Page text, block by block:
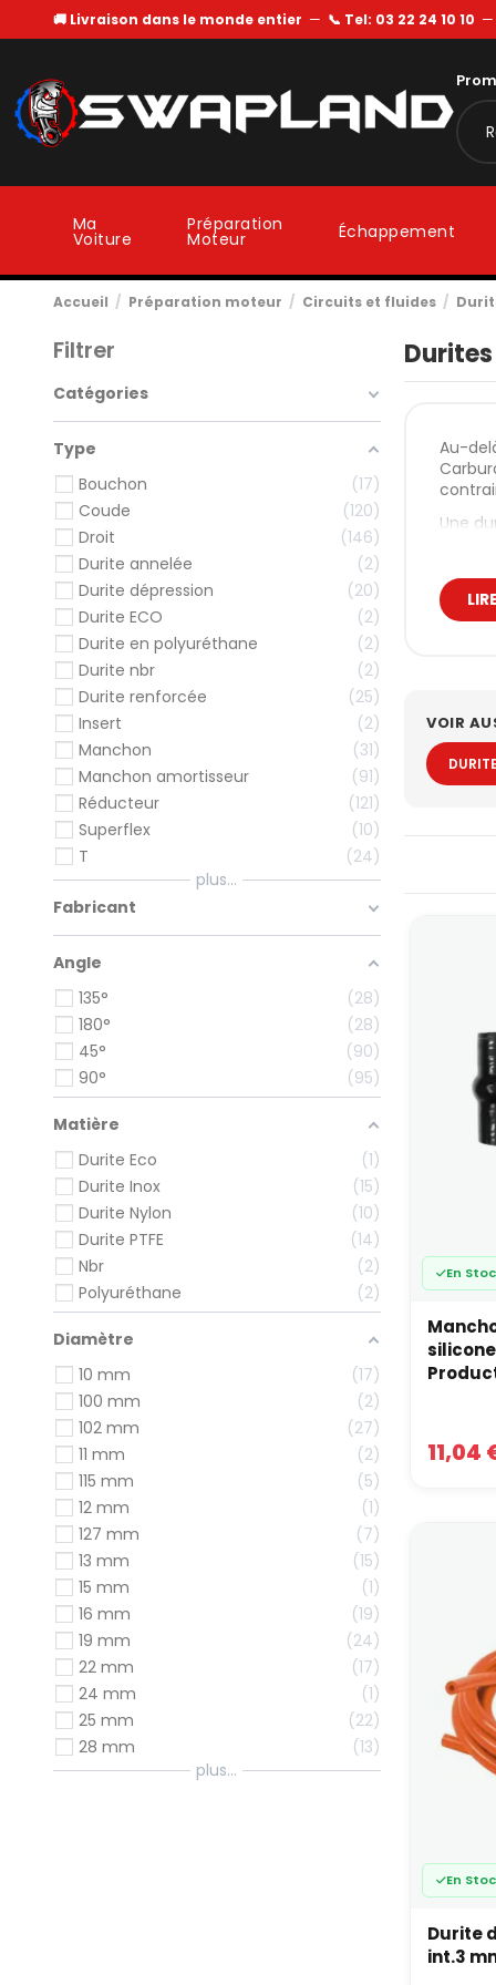
🚚 Livraison dans le monde entier — 📞 Tel: 03 22 24 10 10 —
Ma
Voiture
Préparation
Moteur Échappement
Accueil Préparation moteur Circuits et fluides
Durites
Au-
Une
Nous
du
Une
Dans
À
Les
Le
Les
Elles
💡 En
VOIR
En
silicone
11,04
En
Durite
Filtrer
Catégories
Type
Bouchon
17
Coude
120
Droit
146
Durite annelée
2
Durite dépression
20
Durite ECO
2
Durite en polyuréthane
2
Durite nbr
2
Durite renforcée
25
Insert
2
Manchon
31
Manchon amortisseur
91
Réducteur
121
Superflex
10
T
24
plus...
Fabricant
Angle
135°
28
180°
28
45°
90
90°
95
Matière
Durite Eco
1
Durite Inox
15
Durite Nylon
10
Durite PTFE
14
Nbr
2
Polyuréthane
2
Diamètre
10 mm
17
100 mm
2
102 mm
27
11 mm
2
115 mm
5
12 mm
1
127 mm
7
13 mm
15
15 mm
1
16 mm
19
19 mm
24
22 mm
17
24 mm
1
25 mm
22
28 mm
13
plus...